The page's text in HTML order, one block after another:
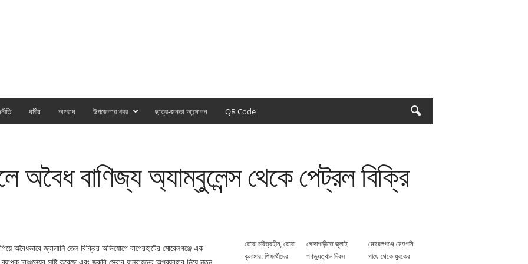
ধর্মীয় অপরাধ উপজেলার খবর ছাত্র-জনতা আন্দোলন QR Code
অবৈধ বাণিজ্য অ্যাম্বুলেন্স থেকে পেট্রল বিক্রি
অবৈধভাবে জ্বালানি তেল বিক্রির অভিযোগে বাগেরহাটের মোরেলগঞ্জে এক
তোরা চরিত্রহীন, তোরা
কুলাঙ্গার: শিক্ষার্থীদের
গোদাগাড়ীতে জুলাই
গণভ্যুত্থান দিবস
মোরেলগঞ্জে মেহগনি
গাছে থেকে যুবকের